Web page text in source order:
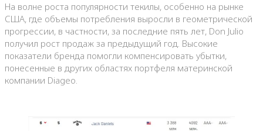
На волне роста популярности текилы, особенно на рынке
США, где объемы потребления выросли в геометрической
прогрессии, в частности, за последние пять лет, Don Julio
получил рост продаж за предыдущий год. Высокие
показатели бренда помогли компенсировать убытки,
понесенные в других областях портфеля материнской
компании Diageo.